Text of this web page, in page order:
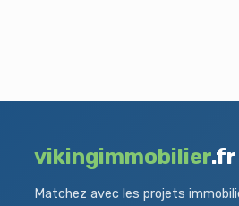
vikingimmobilier.fr
Matchez avec les projets